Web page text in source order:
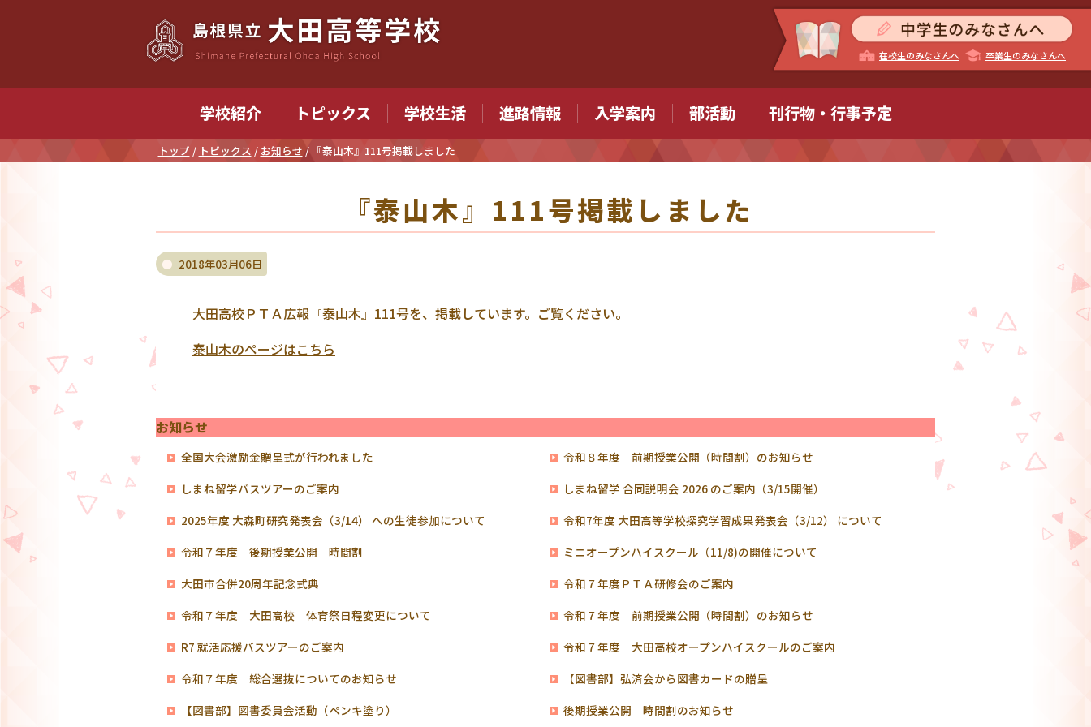
在校生のみなさんへ 卒業生のみなさんへ
学校紹介 トピックス 学校生活 進路情報 入学案内 部活動 刊行物・行事予定
現
トップ / トピックス / お知らせ / 『泰山木』111号掲載しました
『泰山木』111号掲載しました
2018年03月06日
大田高校ＰＴＡ広報『泰山木』111号を、掲載しています。ご覧ください。
泰山木のページはこちら
お知らせ
全国大会激励金贈呈式が行われました
令和８年度 前期授業公開（時間割）のお知らせ
しまね留学バスツアーのご案内
しまね留学 合同説明会 2026 のご案内（3/15開催）
2025年度 大森町研究発表会（3/14） への生徒参加について
令和7年度 大田高等学校探究学習成果発表会（3/12） について
令和７年度 後期授業公開 時間割
ミニオープンハイスクール（11/8)の開催について
大田市合併20周年記念式典
令和７年度ＰＴＡ研修会のご案内
令和７年度 大田高校 体育祭日程変更について
令和７年度 前期授業公開（時間割）のお知らせ
R7 就活応援バスツアーのご案内
令和７年度 大田高校オープンハイスクールのご案内
令和７年度 総合選抜についてのお知らせ
【図書部】弘済会から図書カードの贈呈
【図書部】図書委員会活動（ペンキ塗り）
後期授業公開 時間割のお知らせ